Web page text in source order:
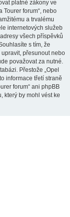
platné zákony ve
Tourer forum“, nebo
a trvalému
internetových služeb
všech příspěvků
s tím, že
upravit, přesunout nebo
považovat za nutné.
Přestože „Opel
informace třetí straně
forum“ ani phpBB
který by mohl vést ke